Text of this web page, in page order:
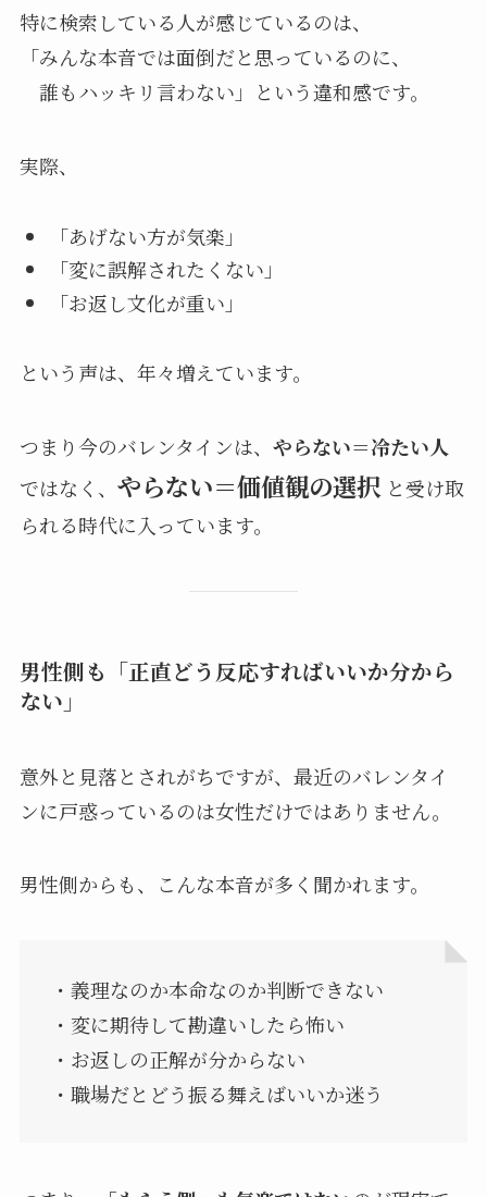
特に検索している人が感じているのは、
「みんな本音では面倒だと思っているのに、
誰もハッキリ言わない」という違和感です。
実際、
「あげない方が気楽」
「変に誤解されたくない」
「お返し文化が重い」
という声は、年々増えています。
つまり今のバレンタインは、 やらない＝冷たい人
ではなく、 やらない＝価値観の選択と受け取
られる時代に入っています。
男性側も「正直どう反応すればいいか分から
ない」
意外と見落とされがちですが、最近のバレンタイ
ンに戸惑っているのは女性だけではありません。
男性側からも、こんな本音が多く聞かれます。
・義理なのか本命なのか判断できない
・変に期待して勘違いしたら怖い
・お返しの正解が分からない
・職場だとどう振る舞えばいいか迷う